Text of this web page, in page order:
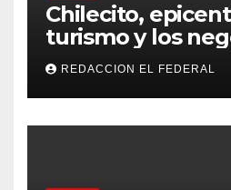
Chilecito,
turismo y los
arranca la Expo
revolucionar la
regional en un
precedentes en
REDACCION EL FEDERAL